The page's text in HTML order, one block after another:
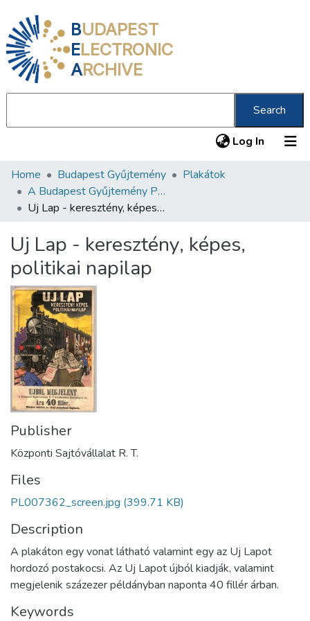
BUDAPEST
ELECTRONIC
ARCHIVE
Search
Log In (current)
Communities & Collections
All of DSpace
About us
Home Budapest Gyűjtemény
Plakátok
A Budapest Gyűjtemény Plakáttárának plakátjai
Uj Lap - keresztény, képes, politikai napilap
Uj Lap - keresztény, képes,
politikai napilap
Publisher
Központi Sajtóvállalat R. T.
Files
PL007362_screen.jpg (399.71 KB)
Description
A plakáton egy vonat látható valamint egy az Uj Lapot
hordozó postakocsi. Az Uj Lapot újból kiadják, valamint
megjelenik százezer példányban naponta 40 fillér árban.
Keywords